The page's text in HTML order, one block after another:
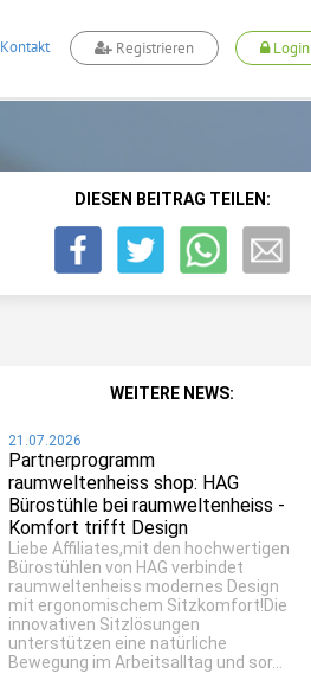
Kontakt Registrieren Login
DIESEN BEITRAG TEILEN:
WEITERE NEWS:
21.07.2026
Partnerprogramm
raumweltenheiss shop: HAG
Bürostühle bei raumweltenheiss -
Komfort trifft Design
Liebe Affiliates,mit den hochwertigen
Bürostühlen von HAG verbindet
raumweltenheiss modernes Design
mit ergonomischem Sitzkomfort!Die
innovativen Sitzlösungen
unterstützen eine natürliche
Bewegung im Arbeitsalltag und sor...